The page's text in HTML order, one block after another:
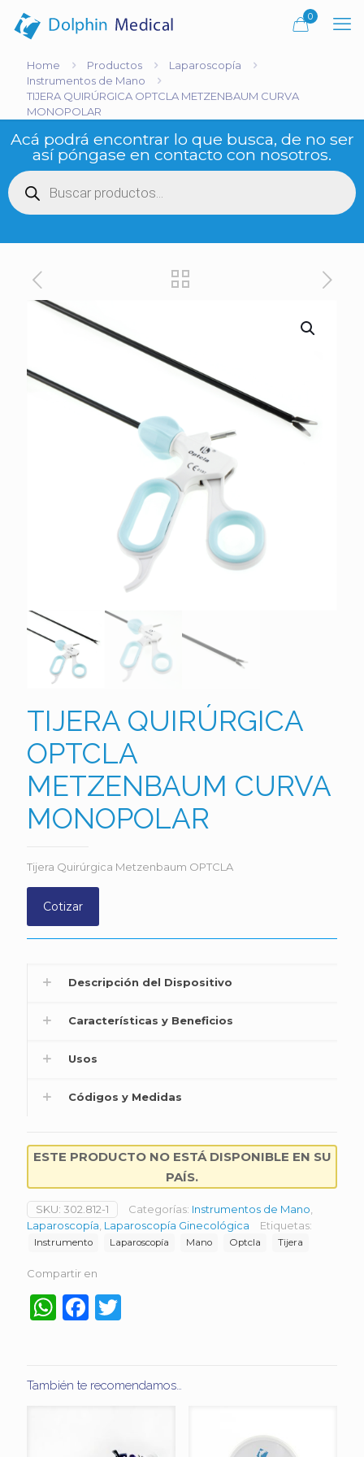
0
Home Productos
Laparoscopía
Instrumentos de Mano
TIJERA QUIRÚRGICA OPTCLA METZENBAUM CURVA
MONOPOLAR
Acá podrá encontrar lo que busca, de no ser
así póngase en contacto con nosotros.
Búsqueda
de
productos
TIJERA QUIRÚRGICA
OPTCLA
METZENBAUM CURVA
MONOPOLAR
Tijera Quirúrgica Metzenbaum OPTCLA
Cotizar
Descripción del Dispositivo
Características y Beneficios
Usos
Códigos y Medidas
ESTE PRODUCTO NO ESTÁ DISPONIBLE EN SU
PAÍS.
SKU: 302.812-1 Categorías: Instrumentos de Mano
Laparoscopía Laparoscopía Ginecológica Etiquetas:
Instrumento Laparoscopía Mano Optcla Tijera
Compartir en
WhatsApp
Facebook
También te recomendamos…